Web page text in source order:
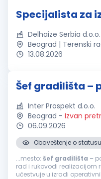
Specijalista za
Delhaize Serbia d.o.o.
Beograd | Terenski
13.08.2026
Šef gradilišta –
Inter Prospekt d.o.o.
Beograd - Izvan
06.09.2026
Obaveštenje o
...mesto: šef gradilišta –
rad i rukovodi realizacijom
učestvuje u izradi